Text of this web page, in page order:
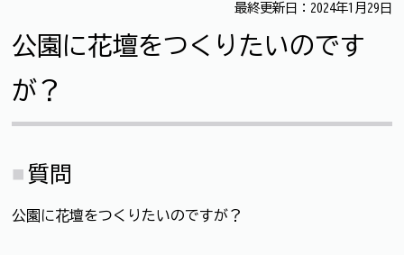
最終更新日：2024年1月29日
公園に花壇をつくりたいのです
が？
質問
公園に花壇をつくりたいのですが？